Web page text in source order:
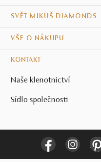
SVĚT MIKUŠ DIAMONDS
VŠE O NÁKUPU
KONTAKT
Naše klenotnictví
Sídlo společnosti